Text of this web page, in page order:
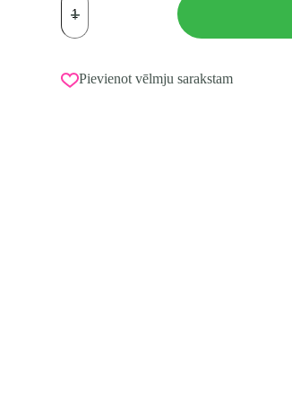
Pusčībiņas
ALCANTARA,
izmērs
(33-
35)
Pievienot vēlmju sarakstam